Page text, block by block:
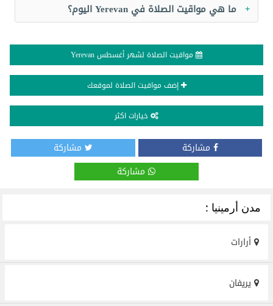
ما هي مواقيت الصلاة في Yerevan اليوم؟
مواقيت الصلاة لشهر أغسطس Yerevan
إضف مواقيت الصلاة لموقعك
خيارات اكثر
مشاركة
مشاركة
مشاركة
مدن أرمينيا :
أرارات
يريفان